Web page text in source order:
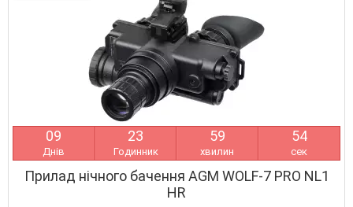
09
Днів
23
Годинник
59
хвилин
53
сек
Прилад нічного бачення AGM WOLF-7 PRO NL1
HR